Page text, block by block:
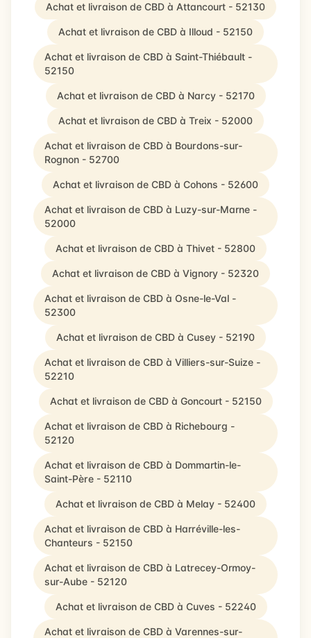
Achat et livraison de CBD à Attancourt - 52130
Achat et livraison de CBD à Illoud - 52150
Achat et livraison de CBD à Saint-Thiébault -
52150
Achat et livraison de CBD à Narcy - 52170
Achat et livraison de CBD à Treix - 52000
Achat et livraison de CBD à Bourdons-sur-
Rognon - 52700
Achat et livraison de CBD à Cohons - 52600
Achat et livraison de CBD à Luzy-sur-Marne -
52000
Achat et livraison de CBD à Thivet - 52800
Achat et livraison de CBD à Vignory - 52320
Achat et livraison de CBD à Osne-le-Val -
52300
Achat et livraison de CBD à Cusey - 52190
Achat et livraison de CBD à Villiers-sur-Suize -
52210
Achat et livraison de CBD à Goncourt - 52150
Achat et livraison de CBD à Richebourg -
52120
Achat et livraison de CBD à Dommartin-le-
Saint-Père - 52110
Achat et livraison de CBD à Melay - 52400
Achat et livraison de CBD à Harréville-les-
Chanteurs - 52150
Achat et livraison de CBD à Latrecey-Ormoy-
sur-Aube - 52120
Achat et livraison de CBD à Cuves - 52240
Achat et livraison de CBD à Varennes-sur-